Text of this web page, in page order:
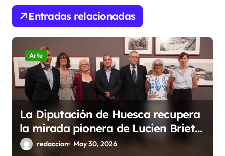
e
t
r
a
Entradas relacionadas
Arte
La Diputación de Huesca recupera
la mirada pionera de Lucien Briet
sobre el Pirineo en una nueva
redaccion May 30, 2026